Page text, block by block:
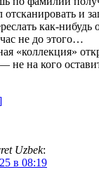
отсканировать и
как-нибудь
не до этого…
«коллекция»
не на кого
Uzbek:
в 08:19